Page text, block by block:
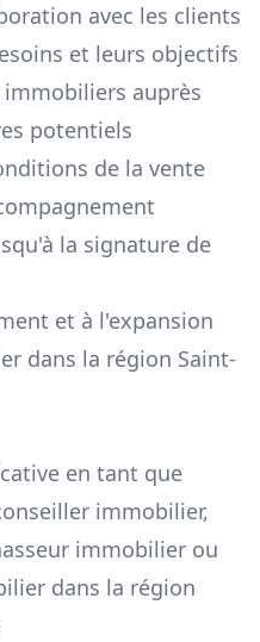
avec les clients
et leurs objectifs
auprès
potentiels
de la vente
la signature de
et à l'expansion
dans la région Saint-
en tant que
immobilier,
immobilier ou
dans la région